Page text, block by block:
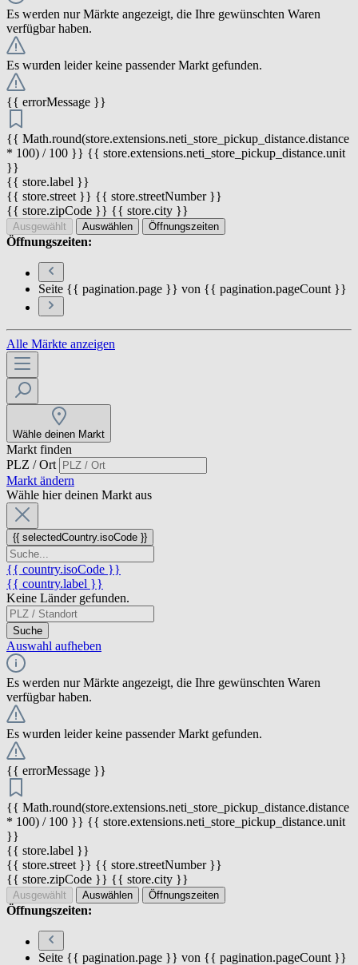
Es werden nur Märkte angezeigt, die Ihre gewünschten Waren
verfügbar haben.
Es wurden leider keine passender Markt gefunden.
{{ errorMessage }}
{{ Math.round(store.extensions.neti_store_pickup_distance.distance
* 100) / 100 }} {{ store.extensions.neti_store_pickup_distance.unit
}}
{{ store.label }}
{{ store.street }} {{ store.streetNumber }}
{{ store.zipCode }} {{ store.city }}
Ausgewählt Auswählen Öffnungszeiten
Öffnungszeiten:
Seite {{ pagination.page }} von {{ pagination.pageCount }}
Alle Märkte anzeigen
Wähle deinen Markt
Markt finden
PLZ / Ort
Markt ändern
Wähle hier deinen Markt aus
{{ selectedCountry.isoCode }}
{{ country.isoCode }}
{{ country.label }}
Keine Länder gefunden.
Suche
Auswahl aufheben
Es werden nur Märkte angezeigt, die Ihre gewünschten Waren
verfügbar haben.
Es wurden leider keine passender Markt gefunden.
{{ errorMessage }}
{{ Math.round(store.extensions.neti_store_pickup_distance.distance
* 100) / 100 }} {{ store.extensions.neti_store_pickup_distance.unit
}}
{{ store.label }}
{{ store.street }} {{ store.streetNumber }}
{{ store.zipCode }} {{ store.city }}
Ausgewählt Auswählen Öffnungszeiten
Öffnungszeiten:
Seite {{ pagination.page }} von {{ pagination.pageCount }}